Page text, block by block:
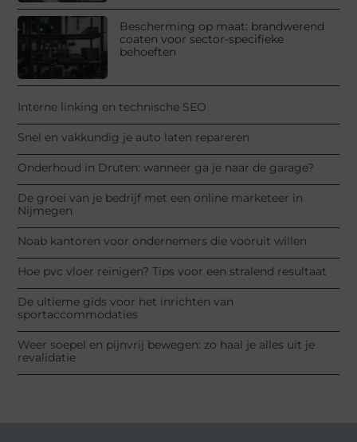
Bescherming op maat: brandwerend
coaten voor sector-specifieke
behoeften
Interne linking en technische SEO
Snel en vakkundig je auto laten repareren
Onderhoud in Druten: wanneer ga je naar de garage?
De groei van je bedrijf met een online marketeer in
Nijmegen
Noab kantoren voor ondernemers die vooruit willen
Hoe pvc vloer reinigen? Tips voor een stralend resultaat
De ultieme gids voor het inrichten van
sportaccommodaties
Weer soepel en pijnvrij bewegen: zo haal je alles uit je
revalidatie